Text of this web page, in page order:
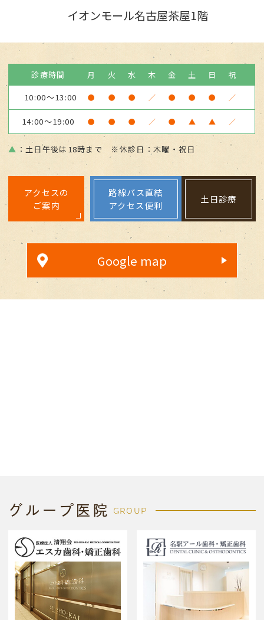
イオンモール名古屋茶屋1階
診療時間 月 火 水 木 金 土 日
祝
10:00～13:00
● ● ● ／ ● ● ● ／
14:00～19:00 ● ● ● ／ ● ▲ ▲ ／
▲ ：土日午後は18時まで ※休診日：木曜・祝日
アクセスの
ご案内
路線バス直結
アクセス便利
土日診療
Google map
グループ医院 GROUP